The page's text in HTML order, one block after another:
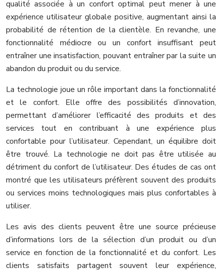
qualité associée à un confort optimal peut mener à une
expérience utilisateur globale positive, augmentant ainsi la
probabilité de rétention de la clientèle. En revanche, une
fonctionnalité médiocre ou un confort insuffisant peut
entraîner une insatisfaction, pouvant entraîner par la suite un
abandon du produit ou du service.
La technologie joue un rôle important dans la fonctionnalité
et le confort. Elle offre des possibilités d’innovation,
permettant d’améliorer l’efficacité des produits et des
services tout en contribuant à une expérience plus
confortable pour l’utilisateur. Cependant, un équilibre doit
être trouvé. La technologie ne doit pas être utilisée au
détriment du confort de l’utilisateur. Des études de cas ont
montré que les utilisateurs préfèrent souvent des produits
ou services moins technologiques mais plus confortables à
utiliser.
Les avis des clients peuvent être une source précieuse
d’informations lors de la sélection d’un produit ou d’un
service en fonction de la fonctionnalité et du confort. Les
clients satisfaits partagent souvent leur expérience,